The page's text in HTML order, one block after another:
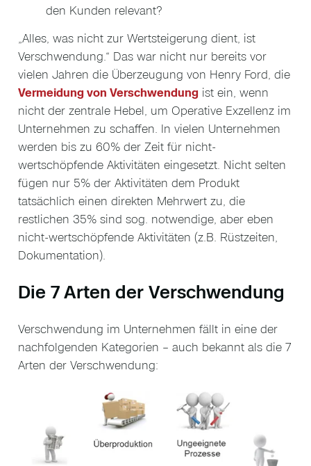
den Kunden relevant?
„Alles, was nicht zur Wertsteigerung dient, ist
Verschwendung.“ Das war nicht nur bereits vor
vielen Jahren die Überzeugung von Henry Ford, die
Vermeidung von Verschwendung ist ein, wenn
nicht der zentrale Hebel, um Operative Exzellenz im
Unternehmen zu schaffen. In vielen Unternehmen
werden bis zu 60% der Zeit für nicht-
wertschöpfende Aktivitäten eingesetzt. Nicht selten
fügen nur 5% der Aktivitäten dem Produkt
tatsächlich einen direkten Mehrwert zu, die
restlichen 35% sind sog. notwendige, aber eben
nicht-wertschöpfende Aktivitäten (z.B. Rüstzeiten,
Dokumentation).
Die 7 Arten der Verschwendung
Verschwendung im Unternehmen fällt in eine der
nachfolgenden Kategorien – auch bekannt als die 7
Arten der Verschwendung: